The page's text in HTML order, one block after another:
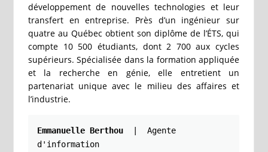
développement de nouvelles technologies et leur
transfert en entreprise. Près d’un ingénieur sur
quatre au Québec obtient son diplôme de l’ÉTS, qui
compte 10 500 étudiants, dont 2 700 aux cycles
supérieurs. Spécialisée dans la formation appliquée
et la recherche en génie, elle entretient un
partenariat unique avec le milieu des affaires et
l’industrie.
Emmanuelle Berthou |
Agente
d'information